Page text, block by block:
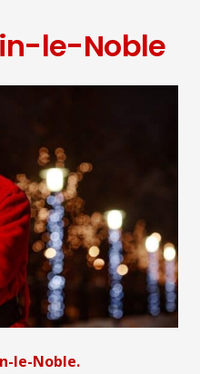
le-Noble
le-Noble.